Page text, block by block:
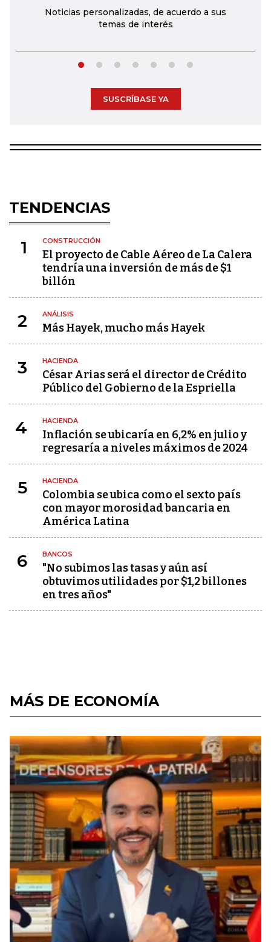
Noticias personalizadas, de acuerdo a sus
temas de interés
SUSCRÍBASE YA
TENDENCIAS
1 CONSTRUCCIÓN
El proyecto de Cable Aéreo de La Calera
tendría una inversión de más de $1
billón
2 ANÁLISIS
Más Hayek, mucho más Hayek
3 HACIENDA
César Arias será el director de Crédito
Público del Gobierno de la Espriella
4 HACIENDA
Inflación se ubicaría en 6,2% en julio y
regresaría a niveles máximos de 2024
5 HACIENDA
Colombia se ubica como el sexto país
con mayor morosidad bancaria en
América Latina
6 BANCOS
"No subimos las tasas y aún así
obtuvimos utilidades por $1,2 billones
en tres años"
MÁS DE ECONOMÍA